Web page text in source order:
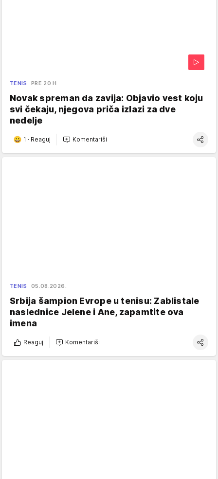
TENIS PRE 20 H
Novak spreman da zavija: Objavio vest koju
svi čekaju, njegova priča izlazi za dve
nedelje
1 · Reaguj Komentariši
TENIS 05.08.2026.
Srbija šampion Evrope u tenisu: Zablistale
naslednice Jelene i Ane, zapamtite ova
imena
Reaguj Komentariši